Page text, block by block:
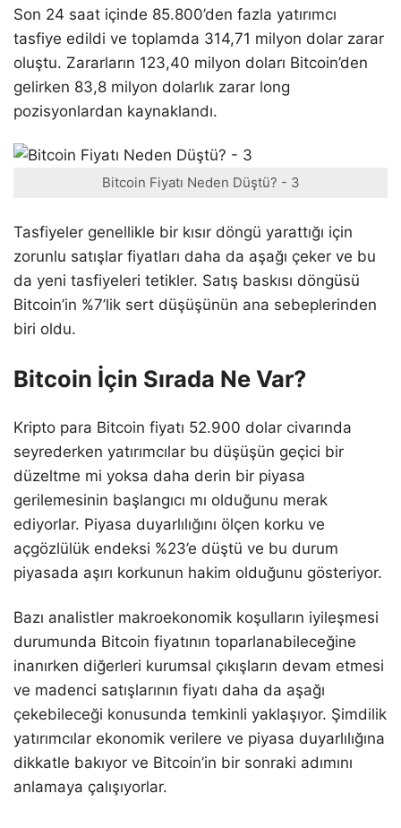
Son 24 saat içinde 85.800’den fazla yatırımcı
tasfiye edildi ve toplamda 314,71 milyon dolar zarar
oluştu. Zararların 123,40 milyon doları Bitcoin’den
gelirken 83,8 milyon dolarlık zarar long
pozisyonlardan kaynaklandı.
Bitcoin Fiyatı Neden Düştü? - 3
Tasfiyeler genellikle bir kısır döngü yarattığı için
zorunlu satışlar fiyatları daha da aşağı çeker ve bu
da yeni tasfiyeleri tetikler. Satış baskısı döngüsü
Bitcoin’in %7’lik sert düşüşünün ana sebeplerinden
biri oldu.
Bitcoin İçin Sırada Ne Var?
Kripto para Bitcoin fiyatı 52.900 dolar civarında
seyrederken yatırımcılar bu düşüşün geçici bir
düzeltme mi yoksa daha derin bir piyasa
gerilemesinin başlangıcı mı olduğunu merak
ediyorlar. Piyasa duyarlılığını ölçen korku ve
açgözlülük endeksi %23’e düştü ve bu durum
piyasada aşırı korkunun hakim olduğunu gösteriyor.
Bazı analistler makroekonomik koşulların iyileşmesi
durumunda Bitcoin fiyatının toparlanabileceğine
inanırken diğerleri kurumsal çıkışların devam etmesi
ve madenci satışlarının fiyatı daha da aşağı
çekebileceği konusunda temkinli yaklaşıyor. Şimdilik
yatırımcılar ekonomik verilere ve piyasa duyarlılığına
dikkatle bakıyor ve Bitcoin’in bir sonraki adımını
anlamaya çalışıyorlar.